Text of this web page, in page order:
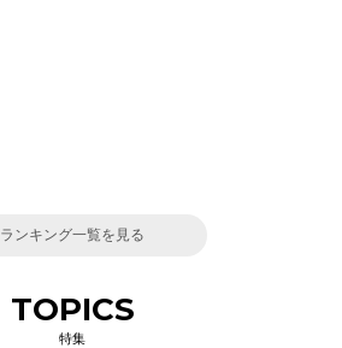
ランキング一覧を見る
TOPICS
特集